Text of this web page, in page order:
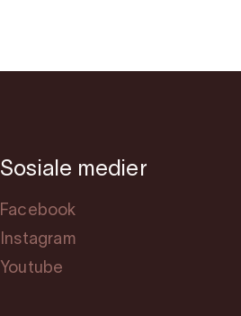
Sosiale medier
Facebook
Instagram
Youtube